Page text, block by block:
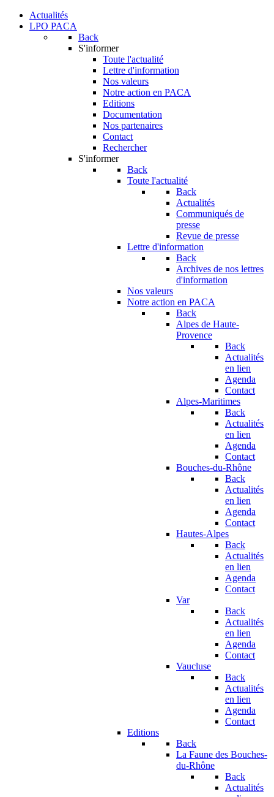
Actualités
LPO PACA
Back
S'informer
Toute l'actualité
Lettre d'information
Nos valeurs
Notre action en PACA
Editions
Documentation
Nos partenaires
Contact
Rechercher
S'informer
Back
Toute l'actualité
Back
Actualités
Communiqués de
presse
Revue de presse
Lettre d'information
Back
Archives de nos lettres
d'information
Nos valeurs
Notre action en PACA
Back
Alpes de Haute-
Provence
Back
Actualités
en lien
Agenda
Contact
Alpes-Maritimes
Back
Actualités
en lien
Agenda
Contact
Bouches-du-Rhône
Back
Actualités
en lien
Agenda
Contact
Hautes-Alpes
Back
Actualités
en lien
Agenda
Contact
Var
Back
Actualités
en lien
Agenda
Contact
Vaucluse
Back
Actualités
en lien
Agenda
Contact
Editions
Back
La Faune des Bouches-
du-Rhône
Back
Actualités